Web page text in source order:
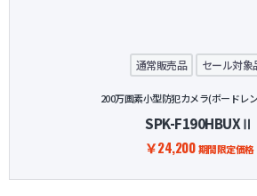
通常販売品 セール対象
200万画素小型防犯カメラ(ボードレ
SPK-F190HBUXⅡ
￥24,200期間限定価格